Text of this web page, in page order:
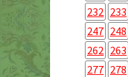
232 233
247 248
262 263
277 278